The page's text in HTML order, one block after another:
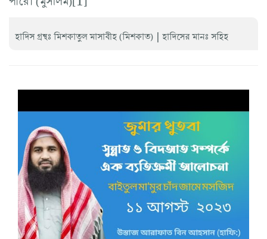
হাদিস গ্রন্থঃ মিশকাতুল মাসাবীহ (মিশকাত) | হাদিসের মানঃ সহিহ